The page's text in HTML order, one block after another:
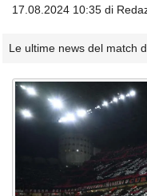
17.08.2024 10:35 di
Le ultime news del match